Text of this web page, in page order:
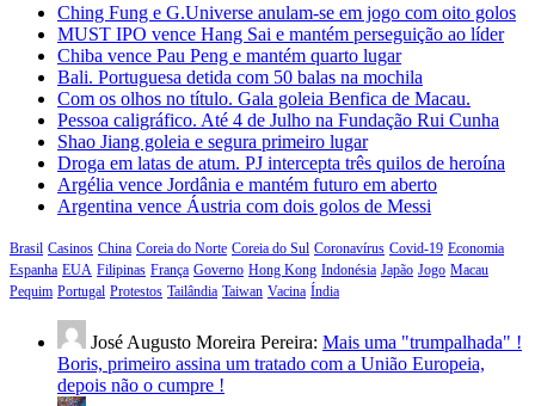
Ching Fung e G.Universe anulam-se em jogo com oito golos
MUST IPO vence Hang Sai e mantém perseguição ao líder
Chiba vence Pau Peng e mantém quarto lugar
Bali. Portuguesa detida com 50 balas na mochila
Com os olhos no título. Gala goleia Benfica de Macau.
Pessoa caligráfico. Até 4 de Julho na Fundação Rui Cunha
Shao Jiang goleia e segura primeiro lugar
Droga em latas de atum. PJ intercepta três quilos de heroína
Argélia vence Jordânia e mantém futuro em aberto
Argentina vence Áustria com dois golos de Messi
Brasil Casinos China Coreia do Norte Coreia do Sul Coronavírus Covid-19 Economia
Espanha EUA Filipinas França Governo Hong Kong Indonésia Japão Jogo Macau
Pequim Portugal Protestos Tailândia Taiwan Vacina Índia
José Augusto Moreira Pereira: Mais uma "trumpalhada" !
Boris, primeiro assina um tratado com a União Europeia,
depois não o cumpre !